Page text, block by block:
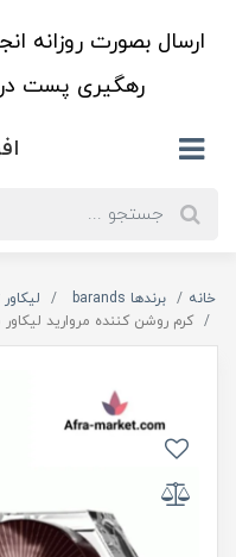
ارسال بصورت روزانه
رهگیری پست
خانه برندها barands
لیکاور lecover
کرم روشن کننده مروارید